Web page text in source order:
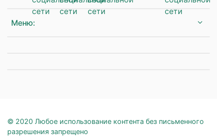
Меню:
© 2020 Любое использование контента без письменного
разрешения запрещено